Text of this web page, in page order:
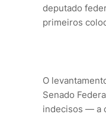
deputado
primeiros
O
Senado
indecisos — a